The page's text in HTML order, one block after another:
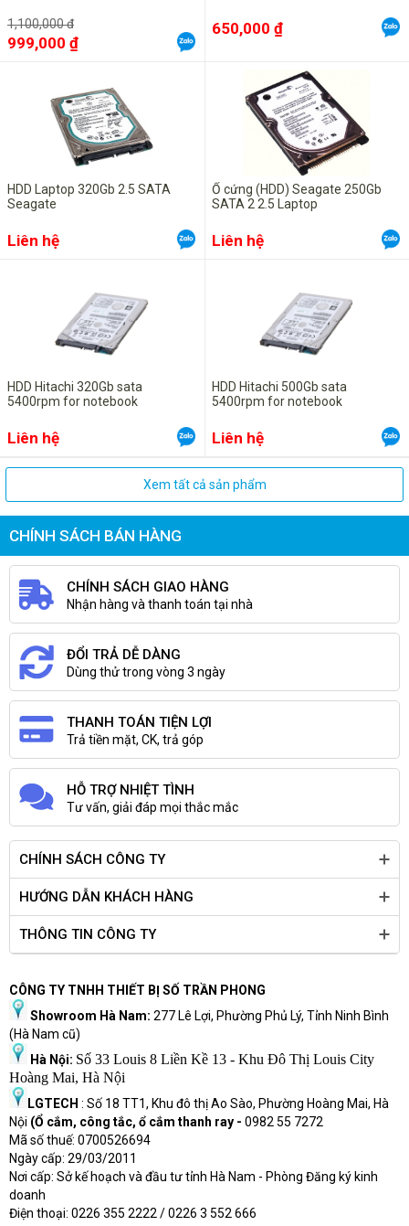
1,100,000 đ
999,000 ₫
650,000 ₫
HDD Laptop 320Gb 2.5 SATA
Seagate
Liên hệ
Ổ cứng (HDD) Seagate 250Gb
SATA 2 2.5 Laptop
Liên hệ
HDD Hitachi 320Gb sata
5400rpm for notebook
Liên hệ
HDD Hitachi 500Gb sata
5400rpm for notebook
Liên hệ
Xem tất cả sản phẩm
CHÍNH SÁCH BÁN HÀNG
CHÍNH SÁCH GIAO HÀNG
Nhận hàng và thanh toán tại nhà
ĐỔI TRẢ DỄ DÀNG
Dùng thử trong vòng 3 ngày
THANH TOÁN TIỆN LỢI
Trả tiền mặt, CK, trả góp
HỖ TRỢ NHIỆT TÌNH
Tư vấn, giải đáp mọi thắc mắc
CHÍNH SÁCH CÔNG TY
HƯỚNG DẪN KHÁCH HÀNG
THÔNG TIN CÔNG TY
CÔNG TY TNHH THIẾT BỊ SỐ TRẦN PHONG
Showroom Hà Nam: 277 Lê Lợi, Phường Phủ Lý, Tỉnh Ninh Bình
(Hà Nam cũ)
Hà Nội: Số 33 Louis 8 Liền Kề 13 - Khu Đô Thị Louis City
Hoàng Mai, Hà Nội
LGTECH : Số 18 TT1, Khu đô thị Ao Sào, Phường Hoàng Mai, Hà
Nội (Ổ cắm, công tắc, ổ cắm thanh ray - 0982 55 7272
Mã số thuế: 0700526694
Ngày cấp: 29/03/2011
Nơi cấp: Sở kế hoạch và đầu tư tỉnh Hà Nam - Phòng Đăng ký kinh
doanh
Điện thoại: 0226 355 2222 / 0226 3 552 666